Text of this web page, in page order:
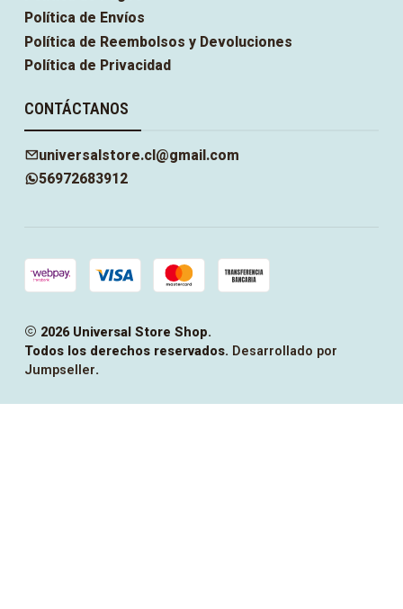
Política de Envíos
Política de Reembolsos y Devoluciones
Política de Privacidad
CONTÁCTANOS
universalstore.cl@gmail.com
56972683912
2026 Universal Store Shop.
Todos los derechos reservados. Desarrollado por
Jumpseller.